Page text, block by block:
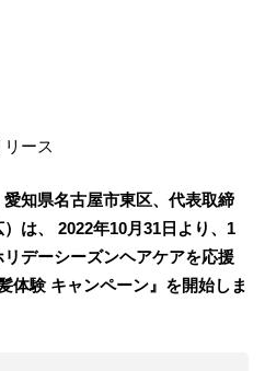
ース
知県名古屋市東区、代表取締
は、 2022年10月31日より、1
デーシーズンヘアケアを応援
体験 キャンペーン』を開始しま